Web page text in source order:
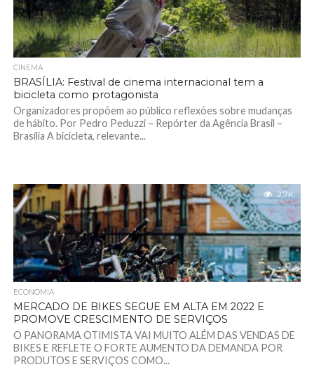
CINEMA
BRASÍLIA: Festival de cinema internacional tem a
bicicleta como protagonista
Organizadores propõem ao público reflexões sobre mudanças
de hábito. Por Pedro Peduzzi – Repórter da Agência Brasil –
Brasília A bicicleta, relevante...
2.7K
ECONOMIA
MERCADO DE BIKES SEGUE EM ALTA EM 2022 E
PROMOVE CRESCIMENTO DE SERVIÇOS
O PANORAMA OTIMISTA VAI MUITO ALÉM DAS VENDAS DE
BIKES E REFLETE O FORTE AUMENTO DA DEMANDA POR
PRODUTOS E SERVIÇOS COMO...